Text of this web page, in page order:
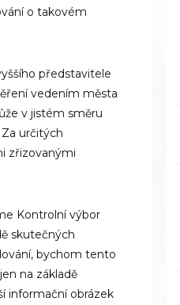
o takovém
představitele
vedením města
v jistém směru
určitých
zřizovanými
Kontrolní výbor
skutečných
bychom tento
na základě
informační obrázek